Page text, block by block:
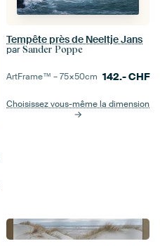
Tempête près de Neeltje Jans
par Sander Poppe
ArtFrame™ –75×50cm 142.-CHF
Choisissez vous-même la dimension